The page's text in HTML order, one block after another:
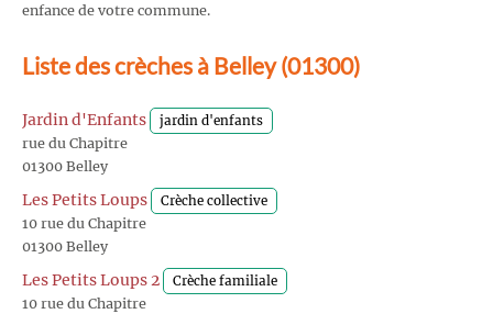
enfance de votre commune.
Liste des crèches à Belley (01300)
Jardin d'Enfants jardin d'enfants
rue du Chapitre
01300 Belley
Les Petits Loups Crèche collective
10 rue du Chapitre
01300 Belley
Les Petits Loups 2 Crèche familiale
10 rue du Chapitre